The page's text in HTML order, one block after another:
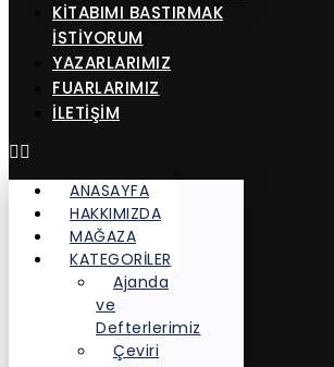
KITABIMI BASTIRMAK
İSTIYORUM
YAZARLARIMIZ
FUARLARIMIZ
İLETİŞİM
ANASAYFA
HAKKIMIZDA
MAĞAZA
KATEGORİLER
Ajanda
ve
Defterlerimiz
Çeviri